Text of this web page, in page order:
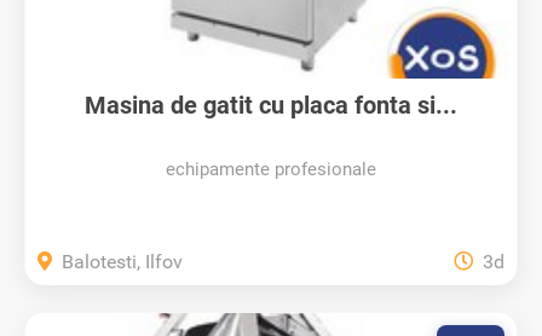
Masina de gatit cu placa fonta si...
echipamente profesionale
Balotesti, Ilfov 3d